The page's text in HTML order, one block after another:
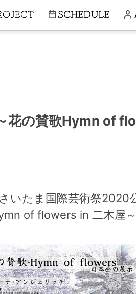
花の賛歌Hymn of
いたま国際芸術祭2020
of flowers in 二木屋～